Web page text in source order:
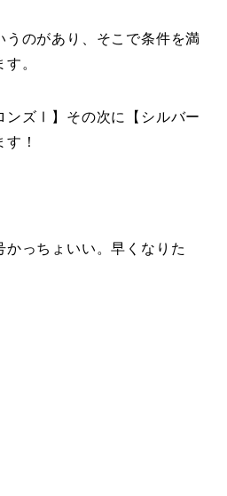
うのがあり、そこで条件を満
。
ズⅠ】その次に【シルバー
！
かっちょいい。早くなりた